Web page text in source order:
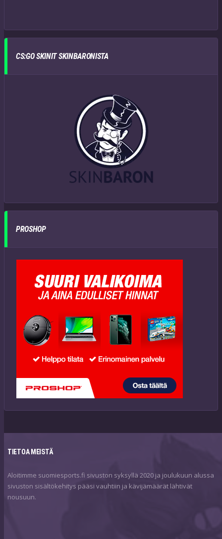
CS:GO SKINIT SKINBARONISTA
PROSHOP
TIETOA MEISTÄ
Aloitimme suomiesports.fi sivuston syksyllä 2020 ja joulukuun alussa
sivuston sisältökehitys pääsi vauhtiin ja kävijämäärät lähtivät
nousuun.